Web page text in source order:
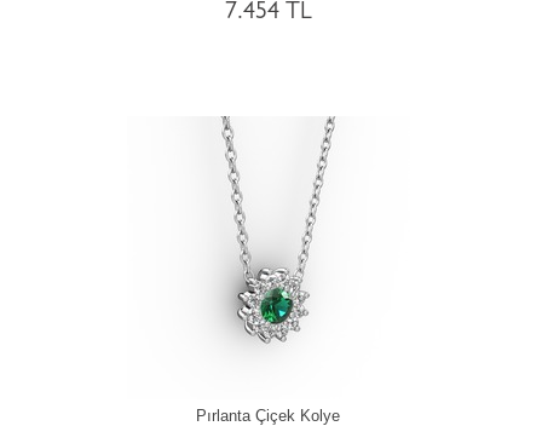
7.454 TL
Pırlanta Çiçek Kolye